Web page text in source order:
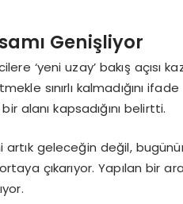
Genişliyor
‘yeni uzay’ bakış açısı
sınırlı kalmadığını
alanı kapsadığını belirtti.
artık geleceğin değil,
çıkarıyor. Yapılan bir